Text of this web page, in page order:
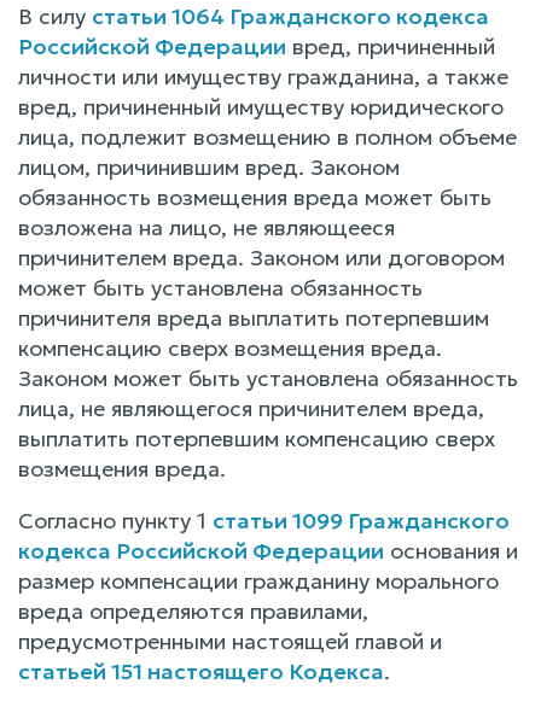
В силу статьи 1064 Гражданского кодекса
Российской Федерации вред, причиненный
личности или имуществу гражданина, а также
вред, причиненный имуществу юридического
лица, подлежит возмещению в полном объеме
лицом, причинившим вред. Законом
обязанность возмещения вреда может быть
возложена на лицо, не являющееся
причинителем вреда. Законом или договором
может быть установлена обязанность
причинителя вреда выплатить потерпевшим
компенсацию сверх возмещения вреда.
Законом может быть установлена обязанность
лица, не являющегося причинителем вреда,
выплатить потерпевшим компенсацию сверх
возмещения вреда.
Согласно пункту 1 статьи 1099 Гражданского
кодекса Российской Федерации основания и
размер компенсации гражданину морального
вреда определяются правилами,
предусмотренными настоящей главой и
статьей 151 настоящего Кодекса.